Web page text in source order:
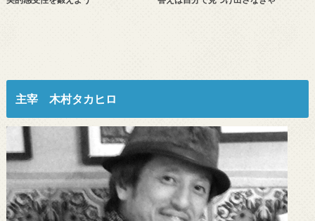
主宰 木村タカヒロ